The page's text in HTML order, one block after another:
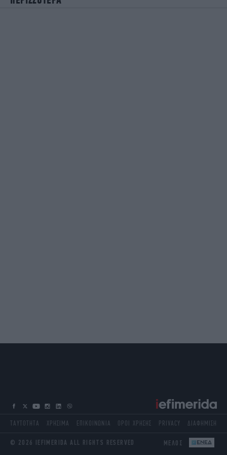
© 2026 IEFIMERIDA ALL RIGHTS RESERVED ΜΕΛΟΣ
ΤΑΥΤΟΤΗΤΑ ΧΡΗΣΙΜΑ ΕΠΙΚΟΙΝΩΝΙΑ ΟΡΟΙ ΧΡΗΣΗΣ PRIVACY ΔΙΑΦΗΜΙΣΗ